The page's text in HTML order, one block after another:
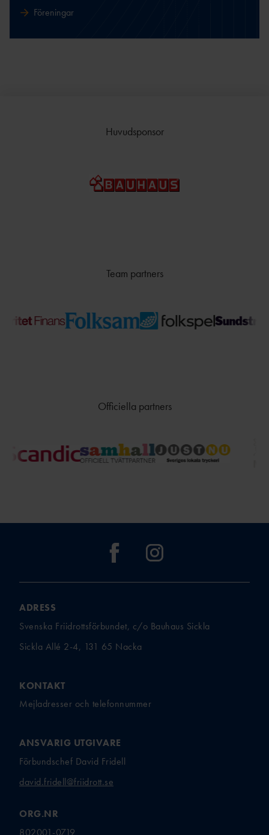
Föreningar
Huvudsponsor
Team partners
Officiella partners
ADRESS
Svenska Friidrottsförbundet, c/o Bauhaus Sickla
Sickla Allé 2-4, 131 65 Nacka
KONTAKT
Mejladresser och telefonnummer
ANSVARIG UTGIVARE
Förbundschef David Fridell
david.fridell@friidrott.se
ORG.NR
802001-0719